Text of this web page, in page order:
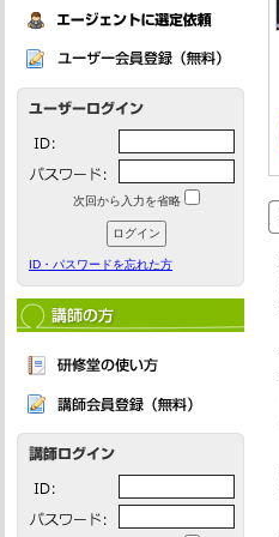
次回から入力を省略
ID・パスワードを忘れた方